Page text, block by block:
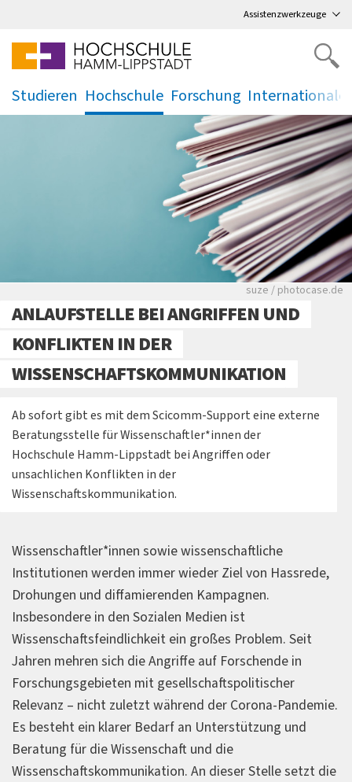
Assistenzwerkzeuge
Studieren
.
Hochschule
.
Forschung
. .
Viele Zeitungen.
suze / photocase.de
ANLAUFSTELLE BEI ANGRIFFEN UND
KONFLIKTEN IN DER
WISSENSCHAFTSKOMMUNIKATION
Ab sofort gibt es mit dem Scicomm-Support eine externe
Beratungsstelle für Wissenschaftler*innen der
Hochschule Hamm-Lippstadt bei Angriffen oder
unsachlichen Konflikten in der
Wissenschaftskommunikation.
Wissenschaftler*innen sowie wissenschaftliche
Institutionen werden immer wieder Ziel von Hassrede,
Drohungen und diffamierenden Kampagnen.
Insbesondere in den Sozialen Medien ist
Wissenschaftsfeindlichkeit ein großes Problem. Seit
Jahren mehren sich die Angriffe auf Forschende in
Forschungsgebieten mit gesellschaftspolitischer
Relevanz – nicht zuletzt während der Corona-Pandemie.
Es besteht ein klarer Bedarf an Unterstützung und
Beratung für die Wissenschaft und die
Wissenschaftskommunikation. An dieser Stelle setzt die